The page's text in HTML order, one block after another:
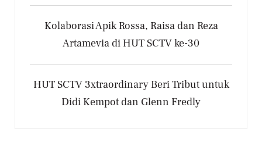
Kolaborasi Apik Rossa, Raisa dan Reza
Artamevia di HUT SCTV ke-30
HUT SCTV 3xtraordinary Beri Tribut untuk
Didi Kempot dan Glenn Fredly